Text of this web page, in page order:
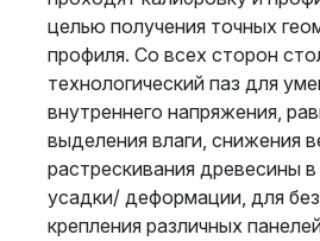
целью получения точных
профиля. Со всех сторон
технологический паз для
внутреннего напряжения,
выделения влаги, снижения
растрескивания древесины
усадки/ деформации, для
крепления различных